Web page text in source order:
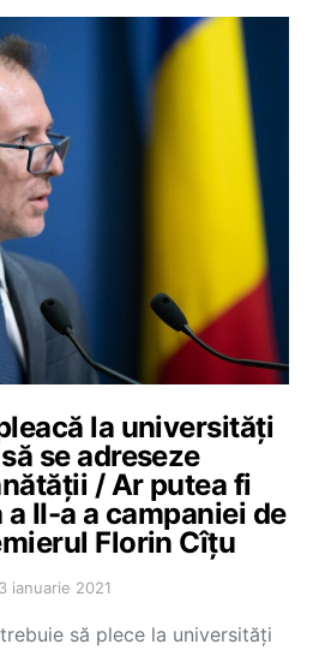
la universități
se adreseze
/ Ar putea fi
II-a a campaniei de
Florin Cîțu
ianuarie 2021
să plece la universități